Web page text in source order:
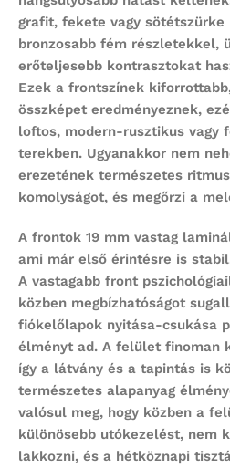
grafit, fekete vagy sötétszürke
bronzosabb fém részletekkel,
erőteljesebb kontrasztokat
Ezek a frontszínek
összképet eredményeznek,
loftos, modern-rusztikus vagy
terekben. Ugyanakkor nem
erezetének természetes
komolyságot, és megőrzi a
A frontok 19 mm vastag
ami már első érintésre is
A vastagabb front
közben megbízhatóságot
fiókelőlapok nyitása-csukása
élményt ad. A felület finoman
így a látvány és a tapintás is
természetes alapanyag
valósul meg, hogy közben a
különösebb utókezelést, nem
lakkozni, és a hétköznapi